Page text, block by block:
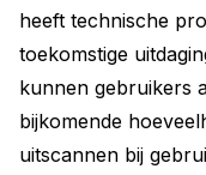
heeft technische
toekomstige
kunnen gebruikers
bijkomende
uitscannen bij